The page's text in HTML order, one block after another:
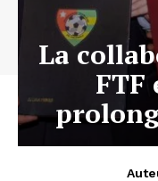
La
FTF